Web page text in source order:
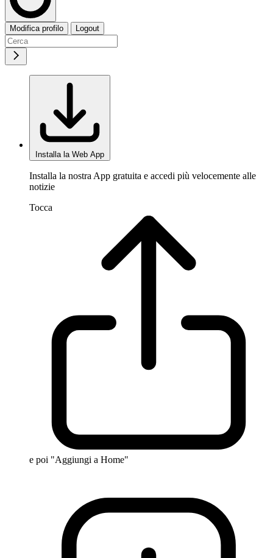
Modifica profilo Logout
Installa la Web App
Installa la nostra App gratuita e accedi più velocemente alle
notizie
Tocca
e poi "Aggiungi a Home"